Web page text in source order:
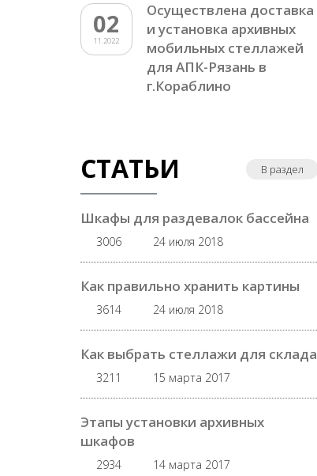
02
11.2022
Осуществлена доставка
и установка архивных
мобильных стеллажей
для АПК-Рязань в
г.Кораблино
СТАТЬИ В раздел
Шкафы для раздевалок бассейна
3006 24 июля 2018
Как правильно хранить картины
3614 24 июля 2018
Как выбрать стеллажи для склада
3211 15 марта 2017
Этапы установки архивных
шкафов
2934 14 марта 2017